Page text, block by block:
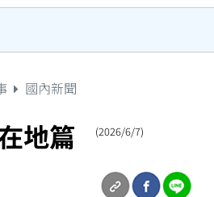
國內新聞
地篇 (2026/6/7)